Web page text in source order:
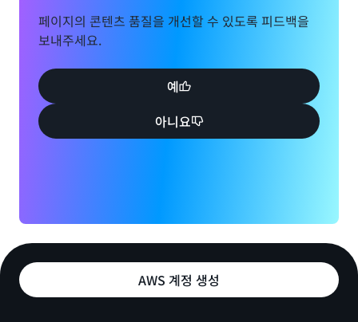
페이지의 콘텐츠 품질을 개선할 수 있도록 피드백을
보내주세요.
예
아니요
AWS 계정 생성